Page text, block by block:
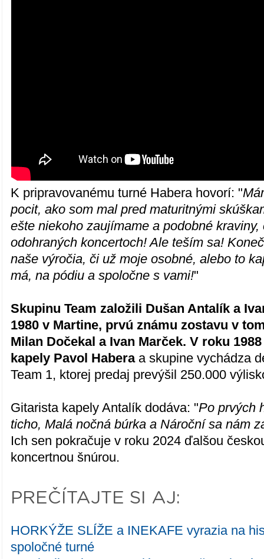
K pripravovanému turné Habera hovorí: "
pocit, ako som mal pred maturitnými
ešte niekoho zaujímame a podobné
odohraných koncertoch! Ale teším sa!
naše výročia, či už moje osobné, alebo to
má, na pódiu a spoločne s vami!"
Skupinu Team založili Dušan Antalík a
1980 v Martine, prvú známu zostavu v
Milan Dočekal a Ivan Marček. V roku
kapely Pavol Haberaa skupine vychádza
Team 1, ktorej predaj prevýšil 250.000
Gitarista kapely Antalík dodáva: "Po prvých
ticho, Malá nočná búrka a Nároční sa nám
Ich sen pokračuje v roku 2024 ďalšou
koncertnou šnúrou.
PREČÍTAJTE SI AJ:
HORKÝŽE SLÍŽE a INEKAFE vyrazia na
spoločné turné